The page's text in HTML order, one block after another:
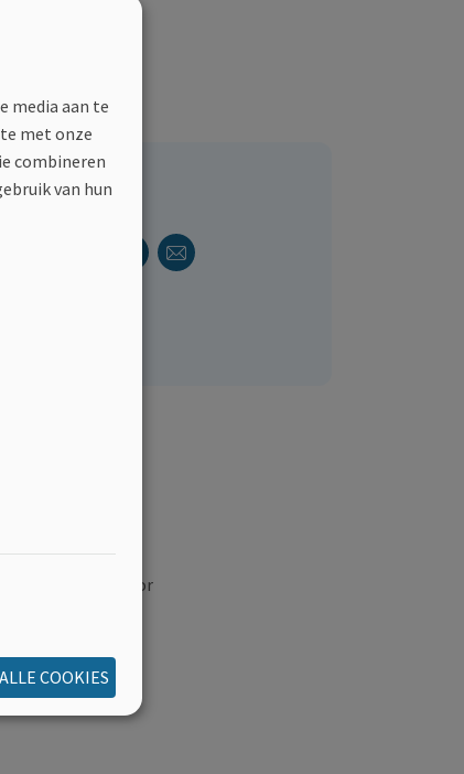
Delen
Facebook
Linkedin
TwitterE-mail
hoe belangrijk
stimulans te
creëren voor
media aan te
met onze
combineren
van hun
COOKIES